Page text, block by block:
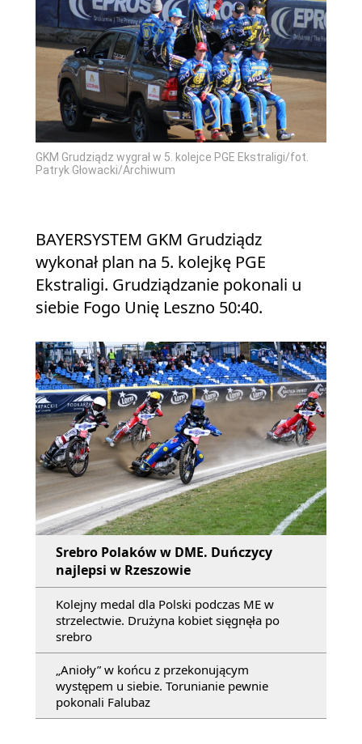
GKM Grudziądz wygrał w 5. kolejce PGE Ekstraligi/fot.
Patryk Głowacki/Archiwum
BAYERSYSTEM GKM Grudziądz
wykonał plan na 5. kolejkę PGE
Ekstraligi. Grudziądzanie pokonali u
siebie Fogo Unię Leszno 50:40.
Srebro Polaków w DME. Duńczycy
najlepsi w Rzeszowie
Kolejny medal dla Polski podczas ME w
strzelectwie. Drużyna kobiet sięgnęła po
srebro
„Anioły” w końcu z przekonującym
występem u siebie. Torunianie pewnie
pokonali Falubaz